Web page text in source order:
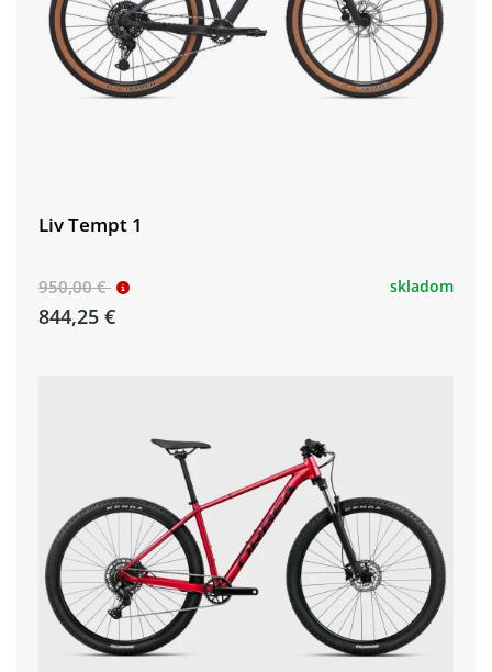
Liv Tempt 1
950,00 €
844,25 €
skladom